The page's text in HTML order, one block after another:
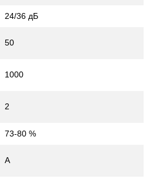
24/36 дБ
50
1000
2
73-80 %
A